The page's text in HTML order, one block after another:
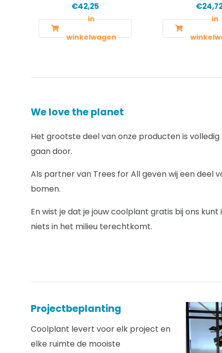
€42,25
in
winkelwagen
in
We love the planet
Het grootste deel van onze producten is
gaan door.
Als partner van Trees for All geven wij een
bomen.
En wist je dat je jouw coolplant gratis bij ons
niets in het milieu terechtkomt.
Projectbeplanting
Coolplant levert voor elk project en
elke ruimte de mooiste